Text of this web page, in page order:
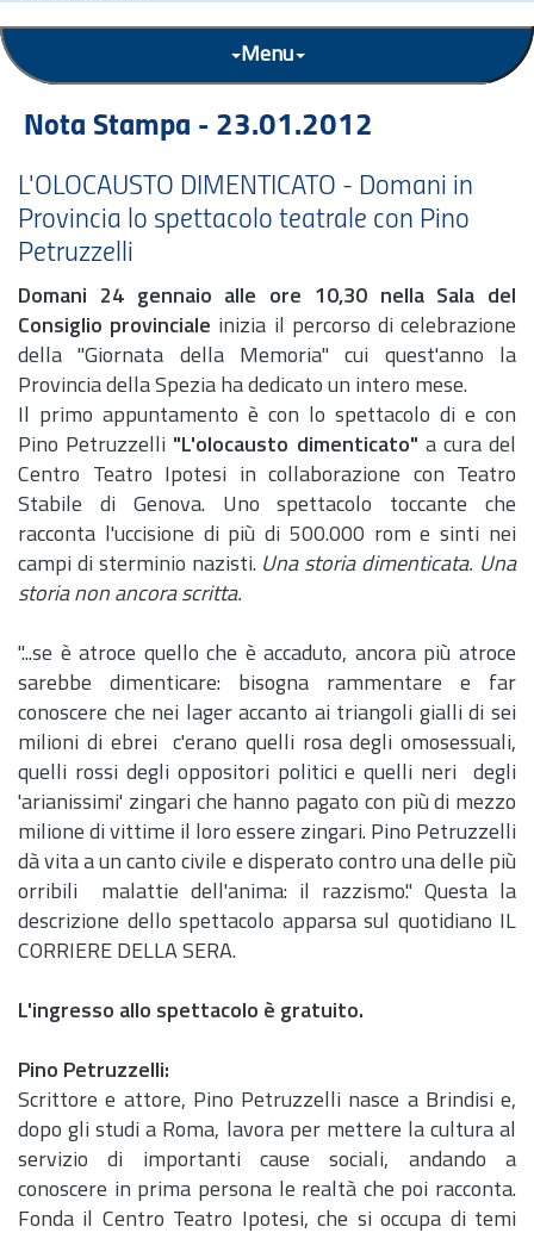
Menu
Nota Stampa - 23.01.2012
L'OLOCAUSTO DIMENTICATO - Domani in
Provincia lo spettacolo teatrale con Pino
Petruzzelli
Domani 24 gennaio alle ore 10,30 nella Sala del
Consiglio provinciale inizia il percorso di celebrazione
della "Giornata della Memoria" cui quest'anno la
Provincia della Spezia ha dedicato un intero mese.
Il primo appuntamento è con lo spettacolo di e con
Pino Petruzzelli "L'olocausto dimenticato" a cura del
Centro Teatro Ipotesi in collaborazione con Teatro
Stabile di Genova. Uno spettacolo toccante che
racconta l'uccisione di più di 500.000 rom e sinti nei
campi di sterminio nazisti. Una storia dimenticata. Una
storia non ancora scritta.
"...se è atroce quello che è accaduto, ancora più atroce
sarebbe dimenticare: bisogna rammentare e far
conoscere che nei lager accanto ai triangoli gialli di sei
milioni di ebrei c'erano quelli rosa degli omosessuali,
quelli rossi degli oppositori politici e quelli neri degli
'arianissimi' zingari che hanno pagato con più di mezzo
milione di vittime il loro essere zingari. Pino Petruzzelli
dà vita a un canto civile e disperato contro una delle più
orribili malattie dell'anima: il razzismo." Questa la
descrizione dello spettacolo apparsa sul quotidiano IL
CORRIERE DELLA SERA.
L'ingresso allo spettacolo è gratuito.
Pino Petruzzelli:
Scrittore e attore, Pino Petruzzelli nasce a Brindisi e,
dopo gli studi a Roma, lavora per mettere la cultura al
servizio di importanti cause sociali, andando a
conoscere in prima persona le realtà che poi racconta.
Fonda il Centro Teatro Ipotesi, che si occupa di temi